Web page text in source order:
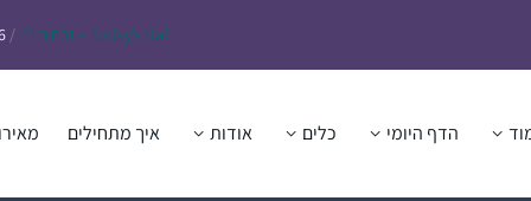
Today’s Daf – זבחים נ״ו /
הדף היומי כלים אודות איך מתחילים